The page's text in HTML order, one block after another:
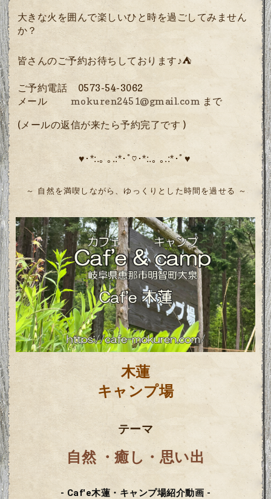
大きな火を囲んで楽しいひと時を過ごしてみません
か？
皆さんのご予約お待ちしております♪⛺️
ご予約電話 0573-54-3062
メール mokuren2451@gmail.com まで
(メールの返信が来たら予約完了です )
♥･*:.｡ ｡.:*･ﾟ♡･*:.｡ ｡.:*･ﾟ♥
～ 自 然を満喫しながら、ゆっくりとした時間を過せる ～
木蓮
キャンプ場
テーマ
自然 ・癒し・思い出
‐ Caf'e木蓮・キャンプ場紹介動画 -